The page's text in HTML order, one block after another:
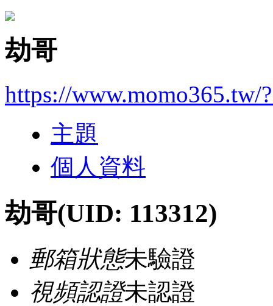
劫哥
https://www.momo365.tw/
主題
個人資料
劫哥(UID: 113312)
郵箱狀態未驗證
視頻認證未認證